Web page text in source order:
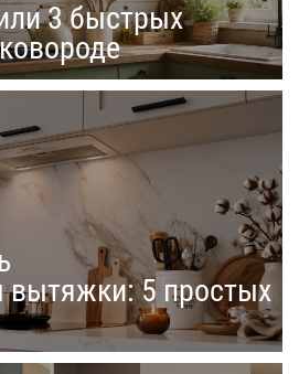
3 быстрых
вытяжки: 5 простых